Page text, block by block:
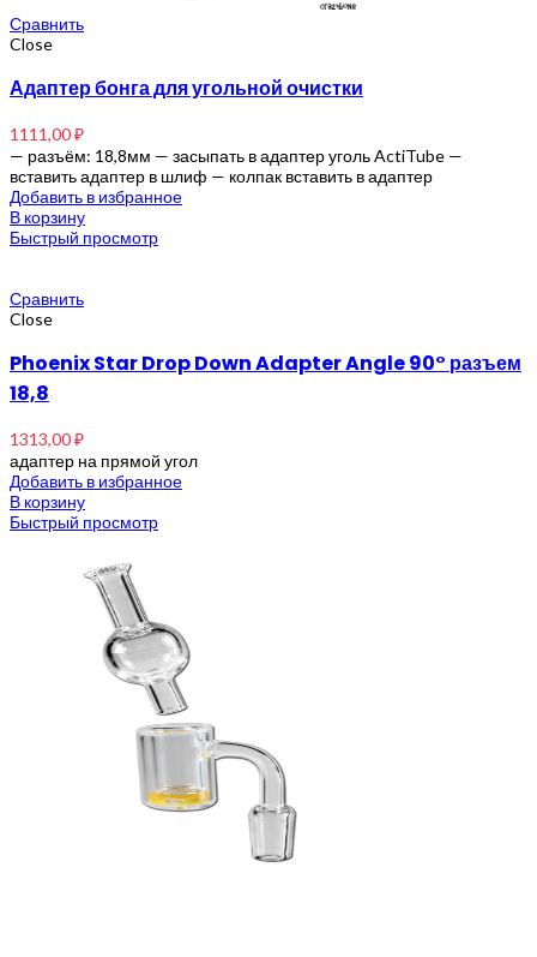
Сравнить
Close
Адаптер бонга для угольной очистки
1111,00₽
— разъём: 18,8мм — засыпать в адаптер уголь ActiTube —
вставить адаптер в шлиф — колпак вставить в адаптер
Добавить в избранное
В корзину
Быстрый просмотр
Сравнить
Close
Phoenix Star Drop Down Adapter Angle 90° разъем
18,8
1313,00₽
адаптер на прямой угол
Добавить в избранное
В корзину
Быстрый просмотр